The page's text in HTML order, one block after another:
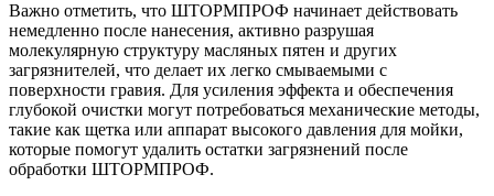
Важно отметить, что ШТОРМПРОФ начинает действовать
немедленно после нанесения, активно разрушая
молекулярную структуру масляных пятен и других
загрязнителей, что делает их легко смываемыми с
поверхности гравия. Для усиления эффекта и обеспечения
глубокой очистки могут потребоваться механические методы,
такие как щетка или аппарат высокого давления для мойки,
которые помогут удалить остатки загрязнений после
обработки ШТОРМПРОФ.